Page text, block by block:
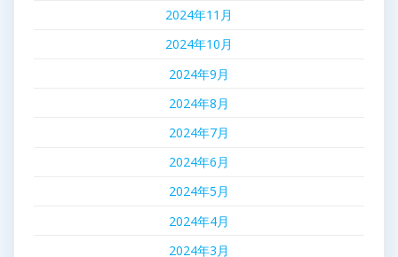
2024年11月
2024年10月
2024年9月
2024年8月
2024年7月
2024年6月
2024年5月
2024年4月
2024年3月